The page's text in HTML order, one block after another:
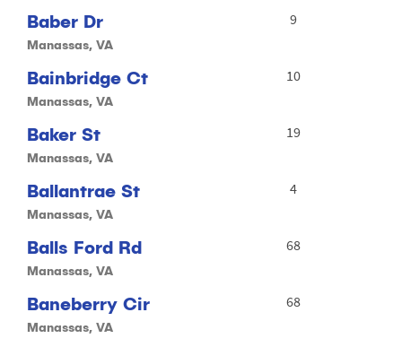
Baber Dr
Manassas, VA
9
Bainbridge Ct
Manassas, VA
10
Baker St
Manassas, VA
19
Ballantrae St
Manassas, VA
4
Balls Ford Rd
Manassas, VA
68
Baneberry Cir
Manassas, VA
68